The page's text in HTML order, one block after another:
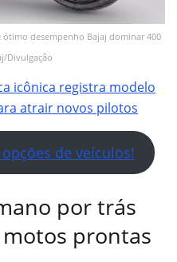
desempenho Bajaj dominar 400
Divulgação
icônica registra modelo
atrair novos pilotos
de veículos!
por trás
prontas